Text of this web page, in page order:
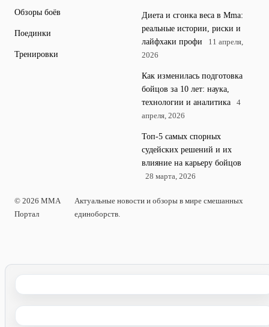
Обзоры боёв
Поединки
Тренировки
Диета и сгонка веса в Mma:
реальные истории, риски и
лайфхаки профи
11 апреля,
2026
Как изменилась подготовка
бойцов за 10 лет: наука,
технологии и аналитика
4
апреля, 2026
Топ-5 самых спорных
судейских решений и их
влияние на карьеру бойцов
28 марта, 2026
© 2026 MMA
Портал
Актуальные новости и обзоры в мире смешанных
единоборств.